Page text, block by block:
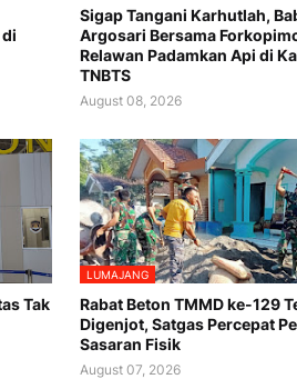
Sigap Tangani Karhutlah,
Argosari Bersama
Relawan Padamkan Api di
TNBTS
August 08, 2026
Tak
LUMAJANG
Rabat Beton TMMD ke-129
Digenjot, Satgas Percepat
Sasaran Fisik
August 07, 2026